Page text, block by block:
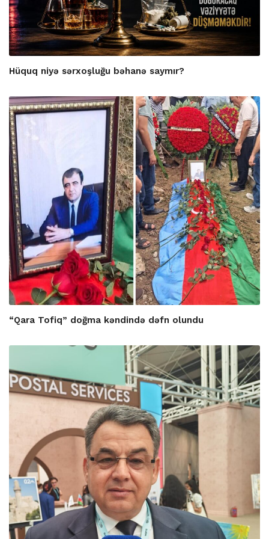
Hüquq niyə sərxoşluğu bəhanə saymır?
“Qara Tofiq” doğma kəndində dəfn olundu